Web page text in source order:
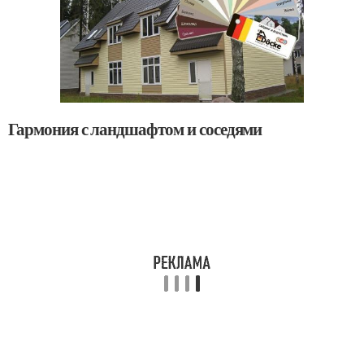
Гармония с ландшафтом и соседями